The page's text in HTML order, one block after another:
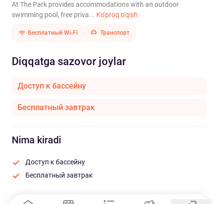
At The Park provides accommodations with an outdoor
swimming pool, free priva... Ko'proq o'qish
Бесплатный Wi-Fi Транспорт
Diqqatga sazovor joylar
Доступ к бассейну
Бесплатный завтрак
Nima kiradi
Доступ к бассейну
Бесплатный завтрак